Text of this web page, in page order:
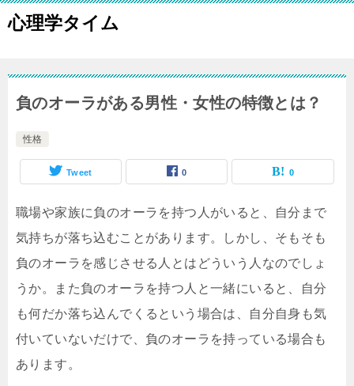
心理学タイム
負のオーラがある男性・女性の特徴とは？
性格
Tweet 0 0
職場や家族に負のオーラを持つ人がいると、自分まで
気持ちが落ち込むことがあります。しかし、そもそも
負のオーラを感じさせる人とはどういう人なのでしょ
うか。また負のオーラを持つ人と一緒にいると、自分
も何だか落ち込んでくるという場合は、自分自身も気
付いていないだけで、負のオーラを持っている場合も
あります。